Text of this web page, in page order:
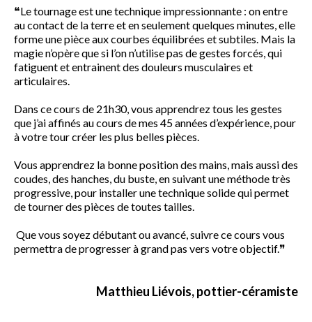
❝Le tournage est une technique impressionnante : on entre
au contact de la terre et en seulement quelques minutes, elle
forme une pièce aux courbes équilibrées et subtiles. Mais la
magie n’opère que si l’on n’utilise pas de gestes forcés, qui
fatiguent et entrainent des douleurs musculaires et
articulaires.
Dans ce cours de 21h30, vous apprendrez tous les gestes
que j’ai affinés au cours de mes 45 années d’expérience, pour
à votre tour créer les plus belles pièces.
Vous apprendrez la bonne position des mains, mais aussi des
coudes, des hanches, du buste, en suivant une méthode très
progressive, pour installer une technique solide qui permet
de tourner des pièces de toutes tailles.
Que vous soyez débutant ou avancé, suivre ce cours vous
permettra de progresser à grand pas vers votre objectif.❞
Matthieu Liévois, pottier-céramiste